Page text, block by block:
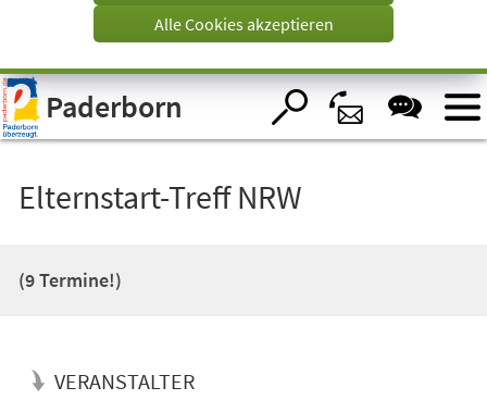
Visuelle
Assistenzsoftware
öffnen.
Alle Cookies akzeptieren
Paderborn
Elternstart-Treff NRW
(9 Termine!)
VERANSTALTER